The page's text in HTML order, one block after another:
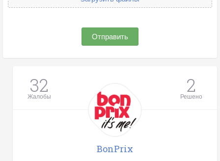
Отправить
32
Жалобы 2
Решено
BonPrix